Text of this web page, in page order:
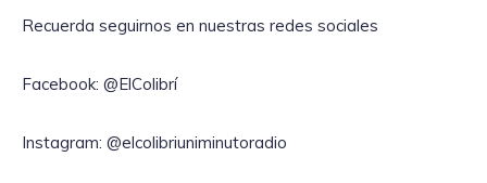
Recuerda seguirnos en nuestras redes sociales
Facebook: @ElColibrí
Instagram: @elcolibriuniminutoradio